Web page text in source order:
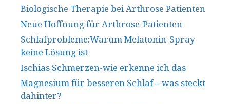
Biologische Therapie bei Arthrose Patienten
Neue Hoffnung für Arthrose-Patienten
Schlafprobleme:Warum Melatonin-Spray
keine Lösung ist
Ischias Schmerzen-wie erkenne ich das
Magnesium für besseren Schlaf – was steckt
dahinter?